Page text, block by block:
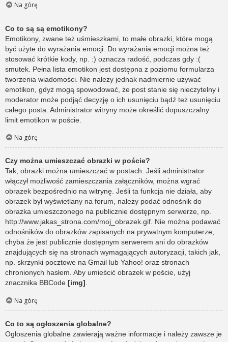
Na górę
Co to są są emotikony?
Emotikony, zwane też uśmieszkami, to małe obrazki, które mogą
być użyte do wyrażania emocji. Do wyrażania emocji można też
stosować krótkie kody, np. :) oznacza radość, podczas gdy :(
smutek. Pełna lista emotikon jest dostępna z poziomu formularza
tworzenia wiadomości. Nie należy jednak nadmiernie używać
emotikon, gdyż mogą spowodować, że post stanie się nieczytelny i
moderator może podjąć decyzję o ich usunięciu bądź też usunięciu
całego posta. Administrator witryny może określić dopuszczalny
limit emotikon w poście.
Na górę
Czy można umieszczać obrazki w poście?
Tak, obrazki można umieszczać w postach. Jeśli administrator
włączył możliwość zamieszczania załączników, można wgrać
obrazek bezpośrednio na witrynę. Jeśli ta funkcja nie działa, aby
obrazek był wyświetlany na forum, należy podać odnośnik do
obrazka umieszczonego na publicznie dostępnym serwerze, np.
http://www.jakas_strona.com/moj_obrazek.gif. Nie można podawać
odnośników do obrazków zapisanych na prywatnym komputerze,
chyba że jest publicznie dostępnym serwerem ani do obrazków
znajdujących się na stronach wymagających autoryzacji, takich jak,
np. skrzynki pocztowe na Gmail lub Yahoo! oraz stronach
chronionych hasłem. Aby umieścić obrazek w poście, użyj
znacznika BBCode [img].
Na górę
Co to są ogłoszenia globalne?
Ogłoszenia globalne zawierają ważne informacje i należy zawsze je